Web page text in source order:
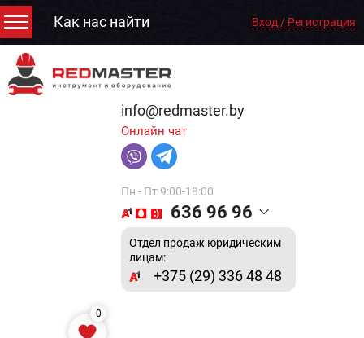
Как нас найти Вход / Регистрация
info@redmaster.by
Онлайн чат
Пн - Пт 9:00-18:00
636 96 96
Отдел продаж юридическим
лицам:
+375 (29) 336 48 48
0